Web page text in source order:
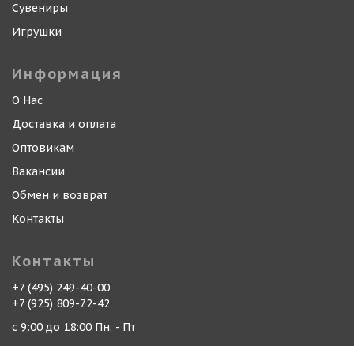
Сувениры
Игрушки
Информация
О Нас
Доставка и оплата
Оптовикам
Вакансии
Обмен и возврат
Контакты
Контакты
+7 (495) 249-40-00
+7 (925) 809-72-42
с 9:00 до 18:00 Пн. - Пт